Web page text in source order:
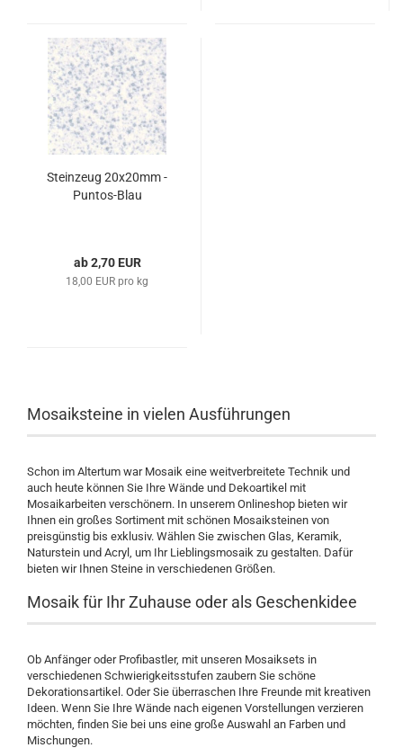
Steinzeug 20x20mm -
Puntos-Blau
ab 2,70 EUR
18,00 EUR pro kg
Mosaiksteine in vielen Ausführungen
Schon im Altertum war Mosaik eine weitverbreitete Technik und
auch heute können Sie Ihre Wände und Dekoartikel mit
Mosaikarbeiten verschönern. In unserem Onlineshop bieten wir
Ihnen ein großes Sortiment mit schönen Mosaiksteinen von
preisgünstig bis exklusiv. Wählen Sie zwischen Glas, Keramik,
Naturstein und Acryl, um Ihr Lieblingsmosaik zu gestalten. Dafür
bieten wir Ihnen Steine in verschiedenen Größen.
Mosaik für Ihr Zuhause oder als Geschenkidee
Ob Anfänger oder Profibastler, mit unseren Mosaiksets in
verschiedenen Schwierigkeitsstufen zaubern Sie schöne
Dekorationsartikel. Oder Sie überraschen Ihre Freunde mit kreativen
Ideen. Wenn Sie Ihre Wände nach eigenen Vorstellungen verzieren
möchten, finden Sie bei uns eine große Auswahl an Farben und
Mischungen.